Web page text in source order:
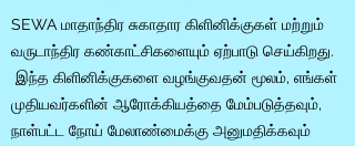
SEWA மாதாந்திர சுகாதார கிளினிக்குகள் மற்றும்
வருடாந்திர கண்காட்சிகளையும் ஏற்பாடு செய்கிறது.
இந்த கிளினிக்குகளை வழங்குவதன் மூலம், எங்கள்
முதியவர்களின் ஆரோக்கியத்தை மேம்படுத்தவும்,
நாள்பட்ட நோய் மேலாண்மைக்கு அனுமதிக்கவும்